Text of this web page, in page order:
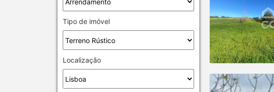
Tipo de imóvel
Localização